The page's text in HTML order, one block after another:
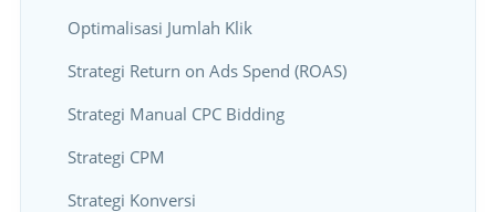
Optimalisasi Jumlah Klik
Strategi Return on Ads Spend (ROAS)
Strategi Manual CPC Bidding
Strategi CPM
Strategi Konversi